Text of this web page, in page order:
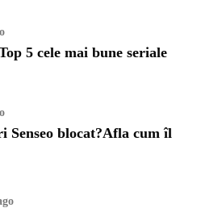
5 cele mai bune seriale
Senseo blocat?Afla cum îl